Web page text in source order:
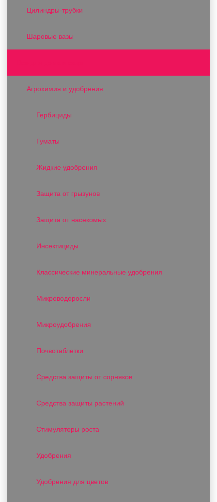
Цилиндры-трубки
Шаровые вазы
Агрохимия и удобрения
Гербициды
Гуматы
Жидкие удобрения
Защита от грызунов
Защита от насекомых
Инсектициды
Классические минеральные удобрения
Микроводоросли
Микроудобрения
Почвотаблетки
Средства защиты от сорняков
Средства защиты растений
Стимуляторы роста
Удобрения
Удобрения для цветов